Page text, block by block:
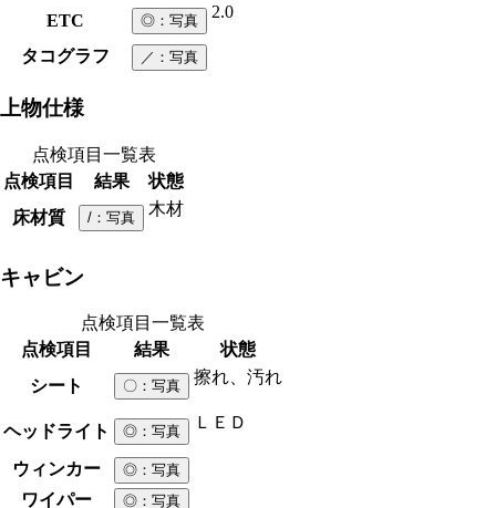
ETC ◎ ：写真 2.0
タコグラフ ／ ：写真
上物仕様
点検項目一覧表
点検項目
結果
状態
床材質
/ ：写真 木材
キャビン
点検項目一覧表
点検項目
結果
状態
シート
〇 ：写真 擦れ、汚れ
ヘッドライト ◎ ：写真 ＬＥＤ
ウィンカー ◎ ：写真
ワイパー ◎ ：写真